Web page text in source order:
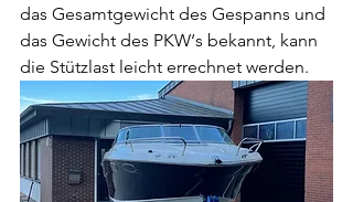
das Gesamtgewicht des Gespanns und
das Gewicht des PKW‘s bekannt, kann
die Stützlast leicht errechnet werden.